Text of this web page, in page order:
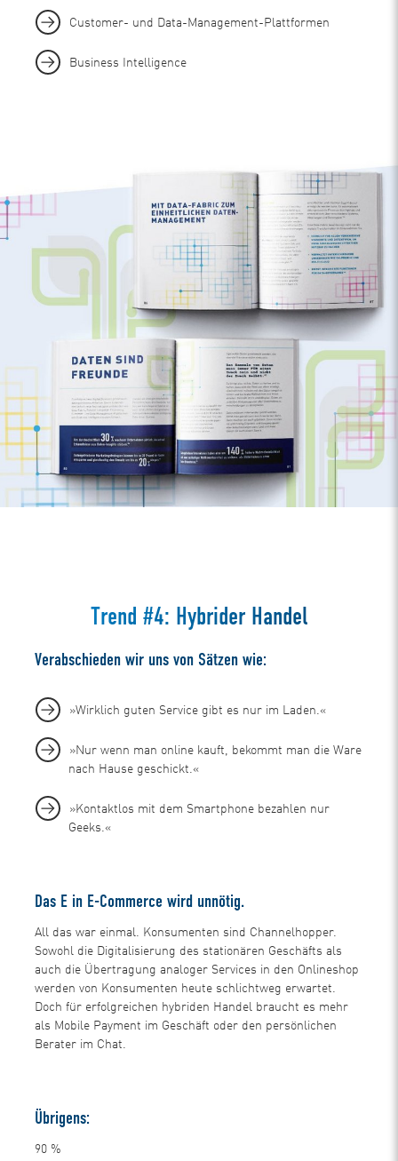
Customer- und Data-Management-Plattformen
Business Intelligence
Trend #4: Hybrider Handel
Verabschieden wir uns von Sätzen wie:
»Wirklich guten Service gibt es nur im Laden.«
»Nur wenn man online kauft, bekommt man die Ware
nach Hause geschickt.«
»Kontaktlos mit dem Smartphone bezahlen nur
Geeks.«
Das E in E-Commerce wird unnötig.
All das war einmal. Konsumenten sind Channelhopper.
Sowohl die Digitalisierung des stationären Geschäfts als
auch die Übertragung analoger Services in den Onlineshop
werden von Konsumenten heute schlichtweg erwartet.
Doch für erfolgreichen hybriden Handel braucht es mehr
als Mobile Payment im Geschäft oder den persönlichen
Berater im Chat.
Übrigens:
90 %